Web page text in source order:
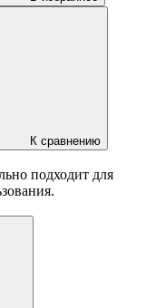
К сравнению
подходит для